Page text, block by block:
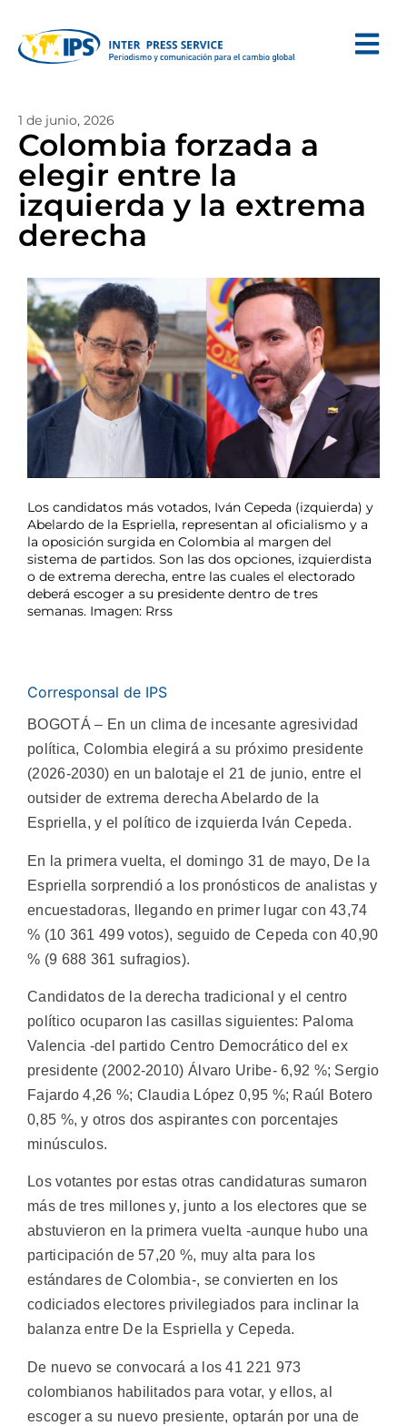
1 de junio, 2026
Colombia forzada a
elegir entre la
izquierda y la extrema
derecha
Los candidatos más votados, Iván Cepeda (izquierda) y
Abelardo de la Espriella, representan al oficialismo y a
la oposición surgida en Colombia al margen del
sistema de partidos. Son las dos opciones, izquierdista
o de extrema derecha, entre las cuales el electorado
deberá escoger a su presidente dentro de tres
semanas. Imagen: Rrss
Corresponsal de IPS
BOGOTÁ – En un clima de incesante agresividad
política, Colombia elegirá a su próximo presidente
(2026-2030) en un balotaje el 21 de junio, entre el
outsider de extrema derecha Abelardo de la
Espriella, y el político de izquierda Iván Cepeda.
En la primera vuelta, el domingo 31 de mayo, De la
Espriella sorprendió a los pronósticos de analistas y
encuestadoras, llegando en primer lugar con 43,74
% (10 361 499 votos), seguido de Cepeda con 40,90
% (9 688 361 sufragios).
Candidatos de la derecha tradicional y el centro
político ocuparon las casillas siguientes: Paloma
Valencia -del partido Centro Democrático del ex
presidente (2002-2010) Álvaro Uribe- 6,92 %; Sergio
Fajardo 4,26 %; Claudia López 0,95 %; Raúl Botero
0,85 %, y otros dos aspirantes con porcentajes
minúsculos.
Los votantes por estas otras candidaturas sumaron
más de tres millones y, junto a los electores que se
abstuvieron en la primera vuelta -aunque hubo una
participación de 57,20 %, muy alta para los
estándares de Colombia-, se convierten en los
codiciados electores privilegiados para inclinar la
balanza entre De la Espriella y Cepeda.
De nuevo se convocará a los 41 221 973
colombianos habilitados para votar, y ellos, al
escoger a su nuevo presiente, optarán por una de